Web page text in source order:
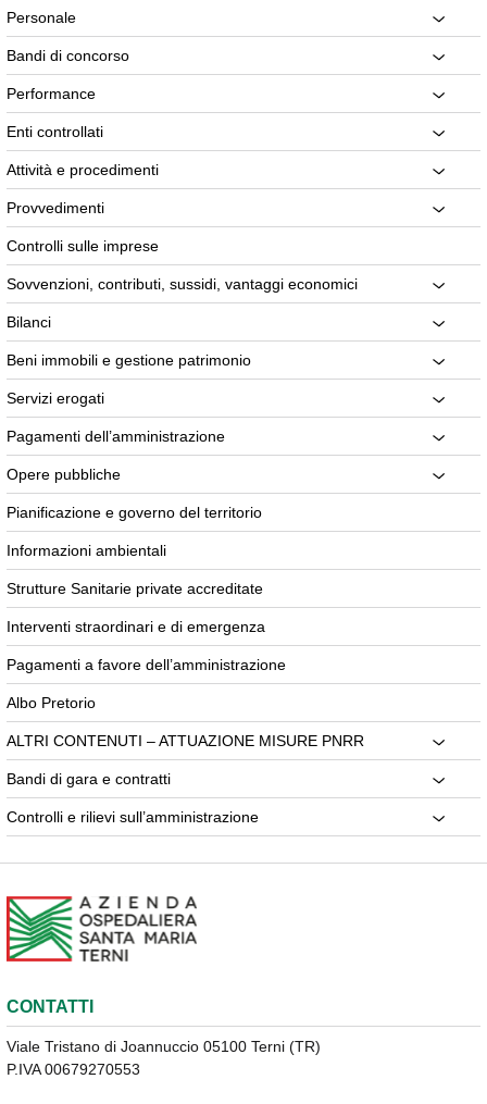
Personale
Bandi di concorso
Performance
Enti controllati
Attività e procedimenti
Provvedimenti
Controlli sulle imprese
Sovvenzioni, contributi, sussidi, vantaggi economici
Bilanci
Beni immobili e gestione patrimonio
Servizi erogati
Pagamenti dell’amministrazione
Opere pubbliche
Pianificazione e governo del territorio
Informazioni ambientali
Strutture Sanitarie private accreditate
Interventi straordinari e di emergenza
Pagamenti a favore dell’amministrazione
Albo Pretorio
ALTRI CONTENUTI – ATTUAZIONE MISURE PNRR
Bandi di gara e contratti
Controlli e rilievi sull’amministrazione
CONTATTI
Viale Tristano di Joannuccio 05100 Terni (TR)
P.IVA 00679270553